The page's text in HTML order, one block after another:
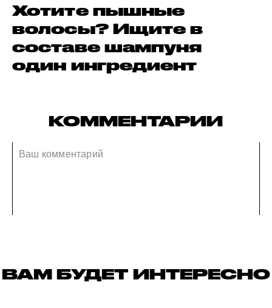
Хотите пышные
волосы? Ищите в
составе шампуня
один ингредиент
КОММЕНТАРИИ
ВАМ БУДЕТ ИНТЕРЕСНО